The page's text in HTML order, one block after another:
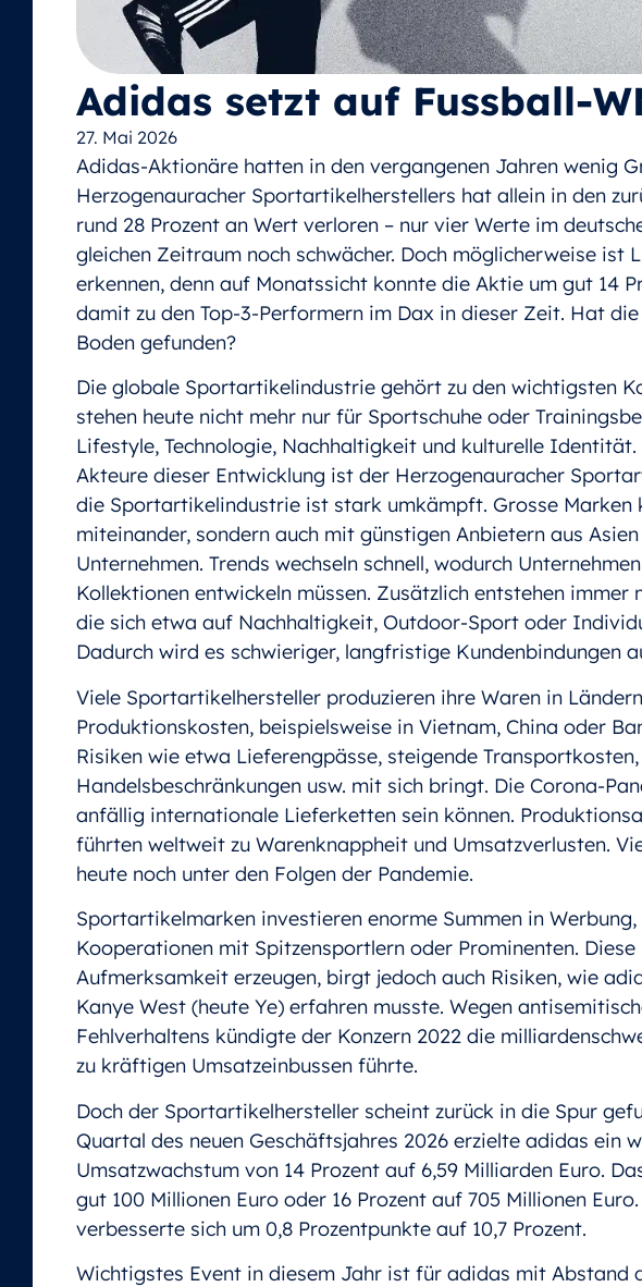
Adidas setzt auf Fussball-
27. Mai 2026
Adidas-Aktionäre hatten in den vergangenen Jahren wenig
Herzogenauracher Sportartikelherstellers hat allein in den
rund 28 Prozent an Wert verloren – nur vier Werte im
gleichen Zeitraum noch schwächer. Doch möglicherweise ist
erkennen, denn auf Monatssicht konnte die Aktie um gut 14
damit zu den Top-3-Performern im Dax in dieser Zeit. Hat
Boden gefunden?
Die globale Sportartikelindustrie gehört zu den wichtigsten
stehen heute nicht mehr nur für Sportschuhe oder
Lifestyle, Technologie, Nachhaltigkeit und kulturelle
Akteure dieser Entwicklung ist der Herzogenauracher
die Sportartikelindustrie ist stark umkämpft. Grosse Marken
miteinander, sondern auch mit günstigen Anbietern aus
Unternehmen. Trends wechseln schnell, wodurch
Kollektionen entwickeln müssen. Zusätzlich entstehen immer
die sich etwa auf Nachhaltigkeit, Outdoor-Sport oder
Dadurch wird es schwieriger, langfristige Kundenbindungen
Viele Sportartikelhersteller produzieren ihre Waren in
Produktionskosten, beispielsweise in Vietnam, China oder
Risiken wie etwa Lieferengpässe, steigende
Handelsbeschränkungen usw. mit sich bringt. Die Corona-
anfällig internationale Lieferketten sein können.
führten weltweit zu Warenknappheit und Umsatzverlusten.
heute noch unter den Folgen der Pandemie.
Sportartikelmarken investieren enorme Summen in
Kooperationen mit Spitzensportlern oder Prominenten.
Aufmerksamkeit erzeugen, birgt jedoch auch Risiken, wie
Kanye West (heute Ye) erfahren musste. Wegen
Fehlverhaltens kündigte der Konzern 2022 die
zu kräftigen Umsatzeinbussen führte.
Doch der Sportartikelhersteller scheint zurück in die Spur
Quartal des neuen Geschäftsjahres 2026 erzielte adidas ein
Umsatzwachstum von 14 Prozent auf 6,59 Milliarden Euro.
gut 100 Millionen Euro oder 16 Prozent auf 705 Millionen
verbesserte sich um 0,8 Prozentpunkte auf 10,7 Prozent.
Wichtigstes Event in diesem Jahr ist für adidas mit Abstand